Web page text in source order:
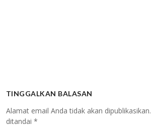
TINGGALKAN BALASAN
Alamat email Anda tidak akan dipublikasikan.
ditandai *